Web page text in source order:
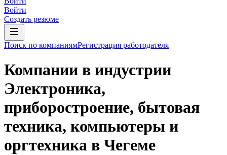
Войти
Создать резюме
Поиск по компаниямРегистрация работодателя
Компании в индустрии
Электроника,
приборостроение, бытовая
техника, компьютеры и
оргтехника в Чегеме